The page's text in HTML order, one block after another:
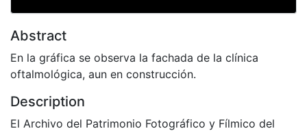
Abstract
En la gráfica se observa la fachada de la clínica
oftalmológica, aun en construcción.
Description
El Archivo del Patrimonio Fotográfico y Fílmico del